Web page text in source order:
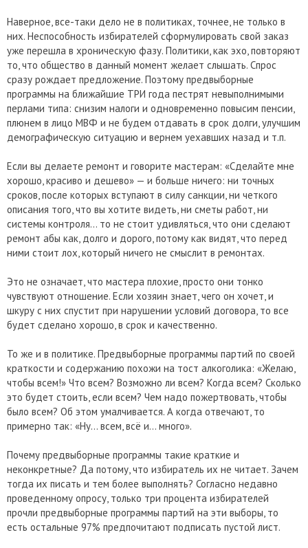
Наверное, все-таки дело не в политиках, точнее, не только в
них. Неспособность избирателей сформулировать свой заказ
уже перешла в хроническую фазу. Политики, как эхо, повторяют
то, что общество в данный момент желает слышать. Спрос
сразу рождает предложение. Поэтому предвыборные
программы на ближайшие ТРИ года пестрят невыполнимыми
перлами типа: снизим налоги и одновременно повысим пенсии,
плюнем в лицо МВФ и не будем отдавать в срок долги, улучшим
демографическую ситуацию и вернем уехавших назад и т.п.
Если вы делаете ремонт и говорите мастерам: «Сделайте мне
хорошо, красиво и дешево» — и больше ничего: ни точных
сроков, после которых вступают в силу санкции, ни четкого
описания того, что вы хотите видеть, ни сметы работ, ни
системы контроля… то не стоит удивляться, что они сделают
ремонт абы как, долго и дорого, потому как видят, что перед
ними стоит лох, который ничего не смыслит в ремонтах.
Это не означает, что мастера плохие, просто они тонко
чувствуют отношение. Если хозяин знает, чего он хочет, и
шкуру с них спустит при нарушении условий договора, то все
будет сделано хорошо, в срок и качественно.
То же и в политике. Предвыборные программы партий по своей
краткости и содержанию похожи на тост алкоголика: «Желаю,
чтобы всем!» Что всем? Возможно ли всем? Когда всем? Сколько
это будет стоить, если всем? Чем надо пожертвовать, чтобы
было всем? Об этом умалчивается. А когда отвечают, то
примерно так: «Ну… всем, всё и… много».
Почему предвыборные программы такие краткие и
неконкретные? Да потому, что избиратель их не читает. Зачем
тогда их писать и тем более выполнять? Согласно недавно
проведенному опросу, только три процента избирателей
прочли предвыборные программы партий на эти выборы, то
есть остальные 97% предпочитают подписать пустой лист.